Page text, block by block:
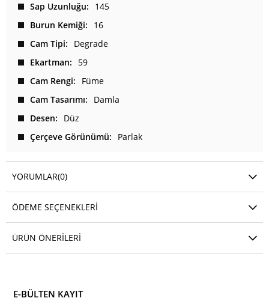
Sap Uzunluğu
145
Burun Kemiği
16
Cam Tipi
Degrade
Ekartman
59
Cam Rengi
Füme
Cam Tasarımı
Damla
Desen
Düz
Çerçeve Görünümü
Parlak
YORUMLAR(0)
ÖDEME SEÇENEKLERI
ÜRÜN ÖNERILERI
E-BÜLTEN KAYIT